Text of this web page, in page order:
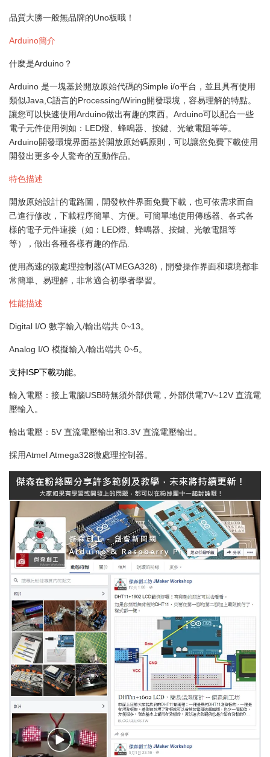
品質大勝一般無品牌的Uno板哦！
Arduino簡介
什麼是Arduino？
Arduino 是一塊基於開放原始代碼的Simple i/o平台，並且具有使用
類似Java,C語言的Processing/Wiring開發環境，容易理解的特點。
讓您可以快速使用Arduino做出有趣的東西。Arduino可以配合一些
電子元件使用例如：LED燈、蜂鳴器、按鍵、光敏電阻等等。
Arduino開發環境界面基於開放原始碼原則，可以讓您免費下載使用
開發出更多令人驚奇的互動作品。
特色描述
開放原始設計的電路圖，開發軟件界面免費下載，也可依需求而自
己進行修改，下載程序簡單、方便。可簡單地使用傳感器、各式各
樣的電子元件連接（如：LED燈、蜂鳴器、按鍵、光敏電阻等
等），做出各種各樣有趣的作品.
使用高速的微處理控制器(ATMEGA328)，開發操作界面和環境都非
常簡單、易理解，非常適合初學者學習。
性能描述
Digital I/O 數字輸入/輸出端共 0~13。
Analog I/O 模擬輸入/輸出端共 0~5。
支持ISP下載功能。
輸入電壓：接上電腦USB時無須外部供電，外部供電7V~12V 直流電
壓輸入。
輸出電壓：5V 直流電壓輸出和3.3V 直流電壓輸出。
採用Atmel Atmega328微處理控制器。